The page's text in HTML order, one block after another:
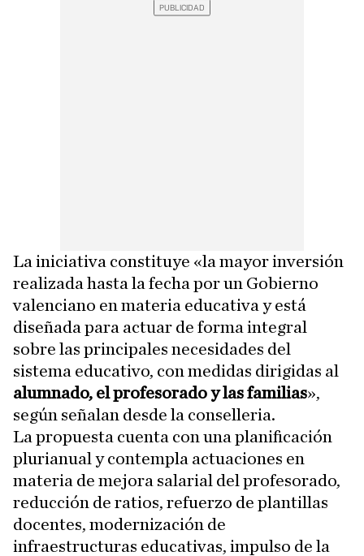
La iniciativa constituye «la mayor inversión
realizada hasta la fecha por un Gobierno
valenciano en materia educativa y está
diseñada para actuar de forma integral
sobre las principales necesidades del
sistema educativo, con medidas dirigidas al
alumnado, el profesorado y las familias»,
según señalan desde la conselleria.
La propuesta cuenta con una planificación
plurianual y contempla actuaciones en
materia de mejora salarial del profesorado,
reducción de ratios, refuerzo de plantillas
docentes, modernización de
infraestructuras educativas, impulso de la